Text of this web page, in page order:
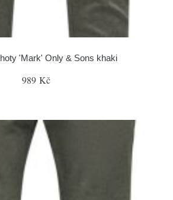
'Mark' Only & Sons khaki
989 Kč